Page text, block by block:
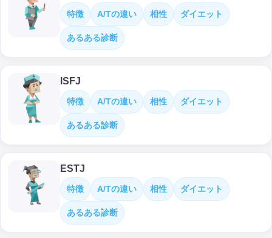
特徴 A/Tの違い 相性 ダイエット
あるある診断
ISFJ
特徴 A/Tの違い 相性 ダイエット
あるある診断
ESTJ
特徴 A/Tの違い 相性 ダイエット
あるある診断